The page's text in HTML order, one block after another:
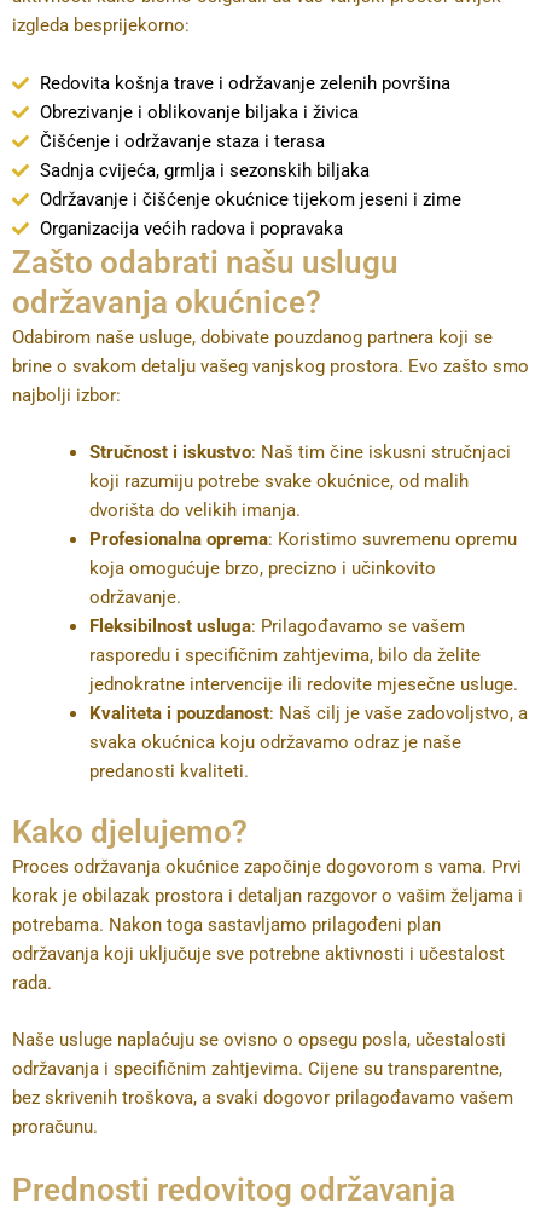
izgleda besprijekorno:
Redovita košnja trave i održavanje zelenih površina
Obrezivanje i oblikovanje biljaka i živica
Čišćenje i održavanje staza i terasa
Sadnja cvijeća, grmlja i sezonskih biljaka
Održavanje i čišćenje okućnice tijekom jeseni i zime
Organizacija većih radova i popravaka
Zašto odabrati našu uslugu
održavanja okućnice?
Odabirom naše usluge, dobivate pouzdanog partnera koji se
brine o svakom detalju vašeg vanjskog prostora. Evo zašto smo
najbolji izbor:
Stručnost i iskustvo: Naš tim čine iskusni stručnjaci
koji razumiju potrebe svake okućnice, od malih
dvorišta do velikih imanja.
Profesionalna oprema: Koristimo suvremenu opremu
koja omogućuje brzo, precizno i učinkovito
održavanje.
Fleksibilnost usluga: Prilagođavamo se vašem
rasporedu i specifičnim zahtjevima, bilo da želite
jednokratne intervencije ili redovite mjesečne usluge.
Kvaliteta i pouzdanost: Naš cilj je vaše zadovoljstvo, a
svaka okućnica koju održavamo odraz je naše
predanosti kvaliteti.
Kako djelujemo?
Proces održavanja okućnice započinje dogovorom s vama. Prvi
korak je obilazak prostora i detaljan razgovor o vašim željama i
potrebama. Nakon toga sastavljamo prilagođeni plan
održavanja koji uključuje sve potrebne aktivnosti i učestalost
rada.
Naše usluge naplaćuju se ovisno o opsegu posla, učestalosti
održavanja i specifičnim zahtjevima. Cijene su transparentne,
bez skrivenih troškova, a svaki dogovor prilagođavamo vašem
proračunu.
Prednosti redovitog održavanja